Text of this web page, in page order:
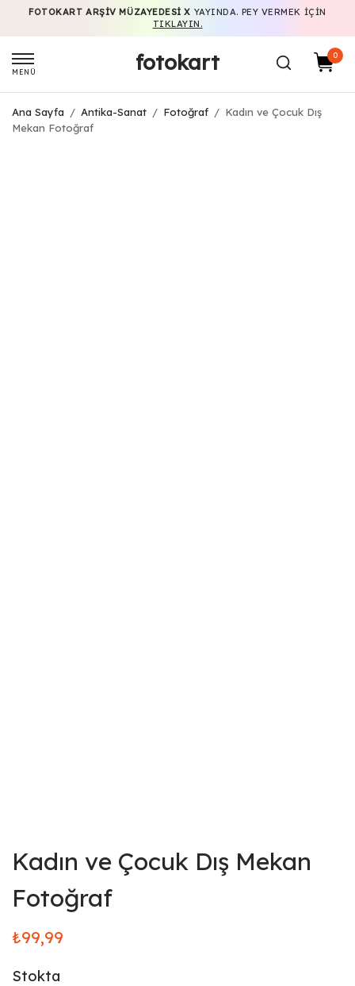
FOTOKART ARŞIV MÜZAYEDESI X YAYINDA. PEY VERMEK IÇIN
TIKLAYIN.
MENÜ fotokart 0
Ana Sayfa / Antika-Sanat / Fotoğraf / Kadın ve Çocuk Dış
Mekan Fotoğraf
Kadın ve Çocuk Dış Mekan
Fotoğraf
₺99,99
Stokta